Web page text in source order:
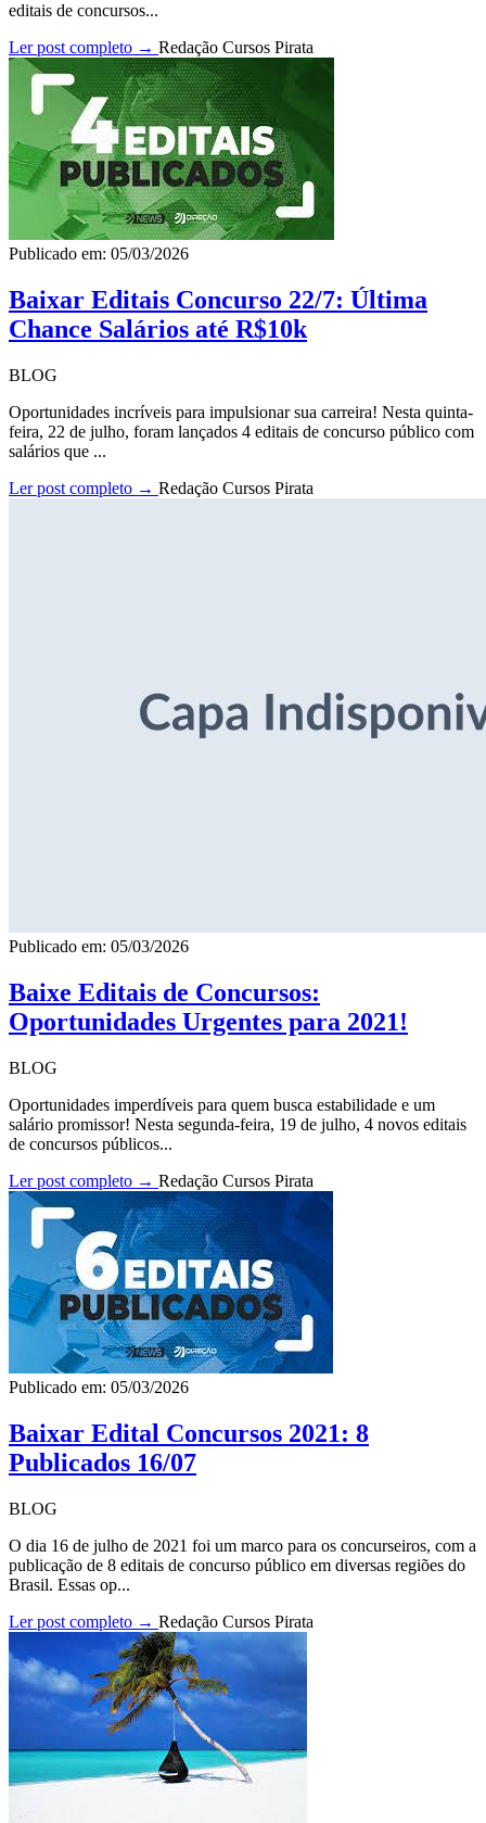
editais de concursos...
Ler post completo → Redação Cursos Pirata
Publicado em: 05/03/2026
Baixar Editais Concurso 22/7: Última
Chance Salários até R$10k
BLOG
Oportunidades incríveis para impulsionar sua carreira! Nesta quinta-
feira, 22 de julho, foram lançados 4 editais de concurso público com
salários que ...
Ler post completo → Redação Cursos Pirata
Publicado em: 05/03/2026
Baixe Editais de Concursos:
Oportunidades Urgentes para 2021!
BLOG
Oportunidades imperdíveis para quem busca estabilidade e um
salário promissor! Nesta segunda-feira, 19 de julho, 4 novos editais
de concursos públicos...
Ler post completo → Redação Cursos Pirata
Publicado em: 05/03/2026
Baixar Edital Concursos 2021: 8
Publicados 16/07
BLOG
O dia 16 de julho de 2021 foi um marco para os concurseiros, com a
publicação de 8 editais de concurso público em diversas regiões do
Brasil. Essas op...
Ler post completo → Redação Cursos Pirata